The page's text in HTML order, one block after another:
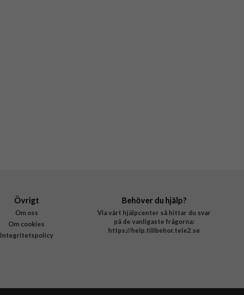
Övrigt
Om oss
Om cookies
Integritetspolicy
Behöver du hjälp?
Via vårt hjälpcenter så hittar du svar
på de vanligaste frågorna:
https://help.tillbehor.tele2.se